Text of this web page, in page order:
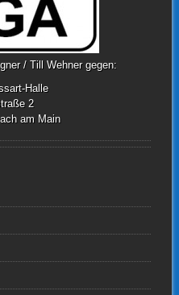
/ Till Wehner gegen:
Halle
2
am Main